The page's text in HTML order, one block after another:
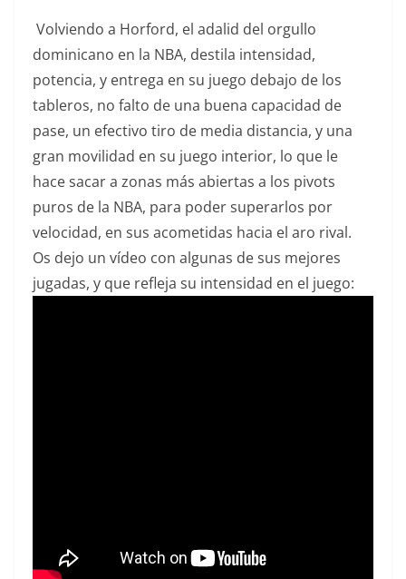
Volviendo a Horford, el adalid del orgullo
dominicano en la NBA, destila intensidad,
potencia, y entrega en su juego debajo de los
tableros, no falto de una buena capacidad de
pase, un efectivo tiro de media distancia, y una
gran movilidad en su juego interior, lo que le
hace sacar a zonas más abiertas a los pivots
puros de la NBA, para poder superarlos por
velocidad, en sus acometidas hacia el aro rival.
Os dejo un vídeo con algunas de sus mejores
jugadas, y que refleja su intensidad en el juego: